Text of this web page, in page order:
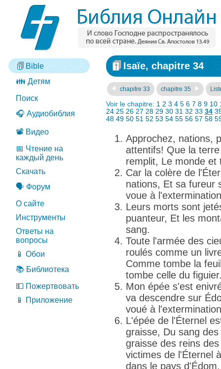
Bible
👪 Детям
Поиск
🎧 Аудиобиблия
📽️ Видео
📅 Чтение на
каждый день
Скачать
🗣️ Форум
О сайте
Инструменты
Ответы на
вопросы
📱 Обои
📚 Библиотека
💵 Пожертвовать
📱 Приложение
Isaïe, chapitre 34
chapitre 33 chapitre 35
Voir le chapitre: 1 2 3 4 5 6 7 8 9 10
24 25 26 27 28 29 30 31 32 33 34
48 49 50 51 52 53 54 55 56 57 58
Approchez, nations,
attentifs! Que la
remplit, Le monde et
Car la colère de
nations, Et sa fureur
voue à
Leurs morts sont
puanteur, Et les
sang.
Toute l'armée des
roulés comme un
Comme tombe la
tombe celle du
Mon épée s'est
va descendre sur
voué à
L'épée de l'Éternel
graisse, Du sang
graisse des reins
victimes de l'Éternel
dans le pays d'Édom,